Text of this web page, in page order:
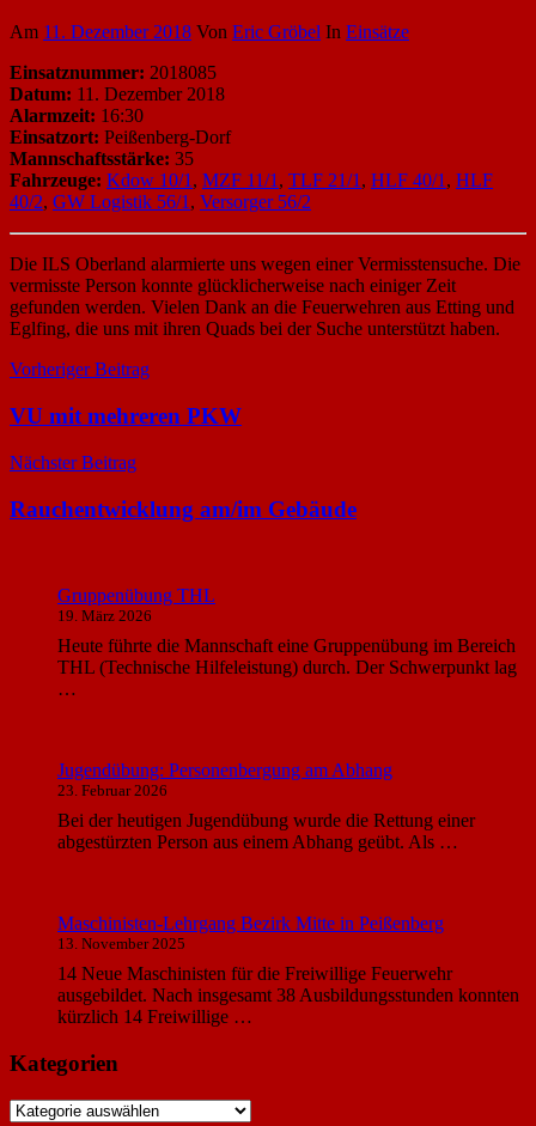
Am 11. Dezember 2018 Von Eric Gröbel In Einsätze
Einsatznummer: 2018085
Datum: 11. Dezember 2018
Alarmzeit: 16:30
Einsatzort: Peißenberg-Dorf
Mannschaftsstärke: 35
Fahrzeuge: Kdow 10/1, MZF 11/1, TLF 21/1, HLF 40/1, HLF
40/2, GW Logistik 56/1, Versorger 56/2
Die ILS Oberland alarmierte uns wegen einer Vermisstensuche. Die
vermisste Person konnte glücklicherweise nach einiger Zeit
gefunden werden. Vielen Dank an die Feuerwehren aus Etting und
Eglfing, die uns mit ihren Quads bei der Suche unterstützt haben.
Beitragsnavigation
Vorheriger Beitrag
VU mit mehreren PKW
Nächster Beitrag
Rauchentwicklung am/im Gebäude
Gruppenübung THL
19. März 2026
Heute führte die Mannschaft eine Gruppenübung im Bereich
THL (Technische Hilfeleistung) durch. Der Schwerpunkt lag
…
Jugendübung: Personenbergung am Abhang
23. Februar 2026
Bei der heutigen Jugendübung wurde die Rettung einer
abgestürzten Person aus einem Abhang geübt. Als …
Maschinisten-Lehrgang Bezirk Mitte in Peißenberg
13. November 2025
14 Neue Maschinisten für die Freiwillige Feuerwehr
ausgebildet. Nach insgesamt 38 Ausbildungsstunden konnten
kürzlich 14 Freiwillige …
Kategorien
Kategorien